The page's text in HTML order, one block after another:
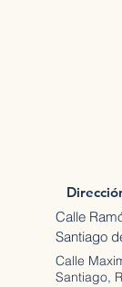
Calle
Santiago
Calle
Santiago,